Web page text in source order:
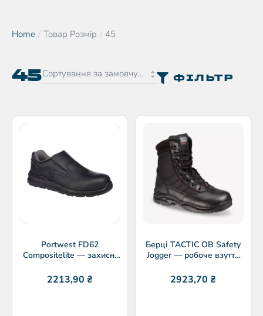
You are here:
Home Товар Розмір 45
45 ФІЛЬТР
Portwest FD62
Compositelite — захисні
S3 SRC
2213,90 ₴
Берці TACTIC OB Safety
Jogger — робоче взуття
2923,70 ₴